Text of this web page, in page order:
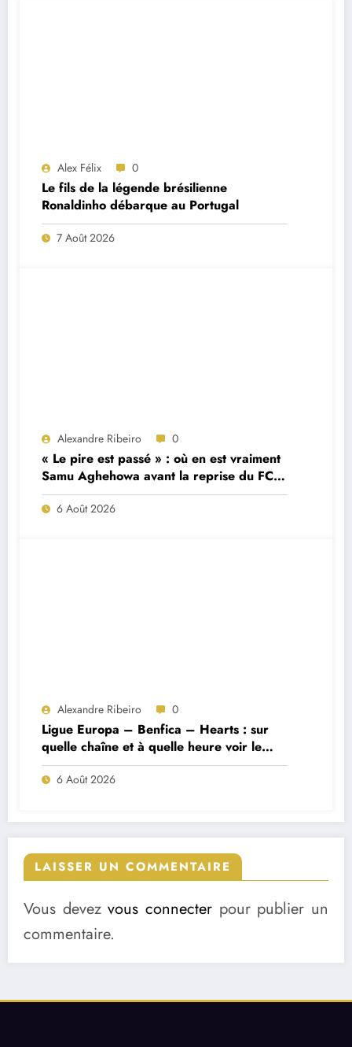
Alex Félix 0
Le fils de la légende brésilienne
Ronaldinho débarque au Portugal
7 Août 2026
Alexandre Ribeiro 0
« Le pire est passé » : où en est vraiment
Samu Aghehowa avant la reprise du FC
Porto ?
6 Août 2026
Alexandre Ribeiro 0
Ligue Europa – Benfica – Hearts : sur
quelle chaîne et à quelle heure voir le
match ?
6 Août 2026
LAISSER UN COMMENTAIRE
Vous devezvous connecter pour publier un
commentaire.